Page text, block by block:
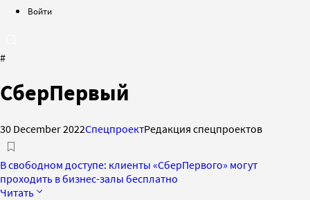
Войти
#
СберПервый
30 December 2022СпецпроектРедакция спецпроектов
В свободном доступе: клиенты «СберПервого» могут
проходить в бизнес-залы бесплатно
Читать